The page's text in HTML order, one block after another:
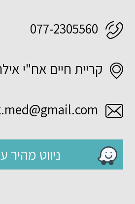
077-2305560
קריית חיים אח"י אילת
ניווט מהיר